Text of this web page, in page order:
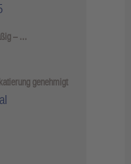
– …
genehmigt